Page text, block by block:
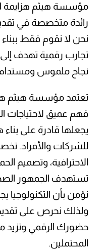
مؤسسة هيثم هزايمة
رائدة متخصصة في
نحن لا نقوم فقط
تجارب رقمية تهدف
نجاح ملموس
تعتمد مؤسسة هيثم
فهم عميق لاحتياجات
يجعلها قادرة على
للشركات والأفراد.
الاحترافية، وتصميم
تستهدف الجمهور
نؤمن بأن
ولذلك نحرص على
حضورك الرقمي وتزيد
المحتملين.